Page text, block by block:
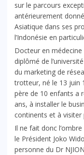
sur le parcours
antérieurement
Asiatique dans ses
l’Indonésie en
Docteur en
diplômé de
du marketing de
trotteur, né le 13 juin
père de 10 enfants a
ans, à installer le
continents et à visiter
Il ne fait donc
le Président Joko
personne du Dr